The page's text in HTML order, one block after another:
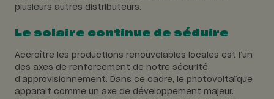
plusieurs autres distributeurs.
Le solaire continue de séduire
Accroître les productions renouvelables locales est l’un
des axes de renforcement de notre sécurité
d’approvisionnement. Dans ce cadre, le photovoltaïque
apparait comme un axe de développement majeur.